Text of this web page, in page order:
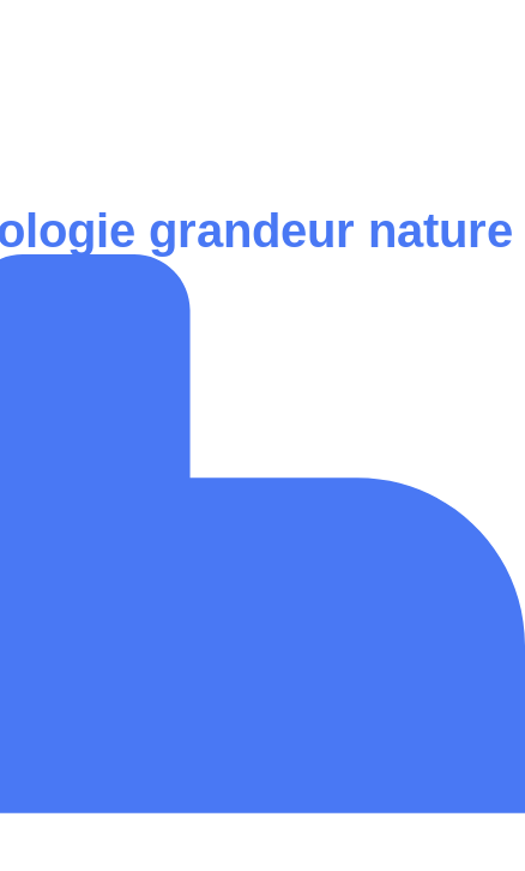
grandeur nature